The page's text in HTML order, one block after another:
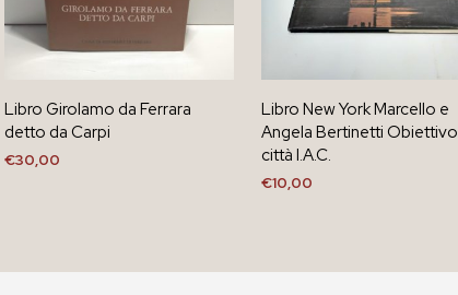
Libro Girolamo da Ferrara
detto da Carpi
€30,00
Libro New York Marcello e
Angela Bertinetti Obiettivo
città I.A.C.
€10,00